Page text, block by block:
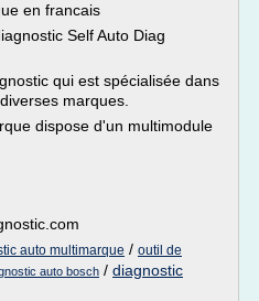
en francais
Self Auto Diag
qui est spécialisée dans
marques.
dispose d'un multimodule
auto multimarque / outil de
auto bosch / diagnostic